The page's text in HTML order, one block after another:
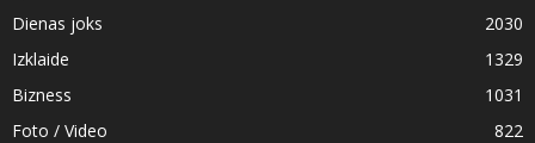
Dienas joks
2030
Izklaide
1329
Bizness
1031
Foto / Video
822